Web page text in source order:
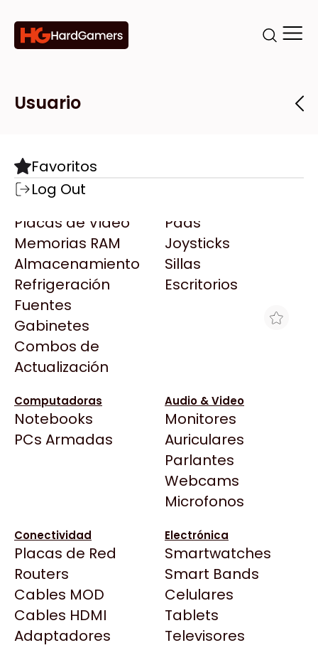
Categorías
Componentes
Motherboards
Microprocesadores
Placas de Video
Memorias RAM
Almacenamiento
Refrigeración
Fuentes
Gabinetes
Combos de
Actualización
Pads
Joysticks
Sillas
Escritorios
Computadoras
Notebooks
PCs Armadas
Audio & Video
Monitores
Auriculares
Parlantes
Webcams
Microfonos
Conectividad
Placas de Red
Routers
Cables MOD
Cables HDMI
Adaptadores
Electrónica
Smartwatches
Smart Bands
Celulares
Tablets
Televisores
Marcas
Todas las Marcas
AMD
AULA
Acer
Adata
AeroCool
Antec
Arkham
Asrock
BenQ
CX
Cooler Master
Deepcool
Dell
EVGA
Gamemax
Genesis
Genius
Tiendas
Destacadas
Todas las Tiendas
Click Gaming
Compufan Store
Dinobyte
Full H4rd
Gaming City
Gezatek
Usuario
Favoritos
Log Out
AURICULAR GAMING CORSAIR HS80
RGB WIRELESS CON AUDIO ESPACIAL
$313.411
Ver producto en la página de Gaming Point